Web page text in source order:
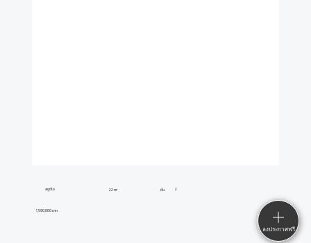
สตูดิโอ 2
ชั้น
22 m²
1,590,000 บาท
ลงประกาศฟรี